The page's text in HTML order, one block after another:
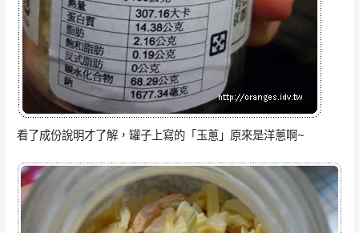
看了成份說明才了解，罐子上寫的「玉蔥」原來是洋蔥啊~